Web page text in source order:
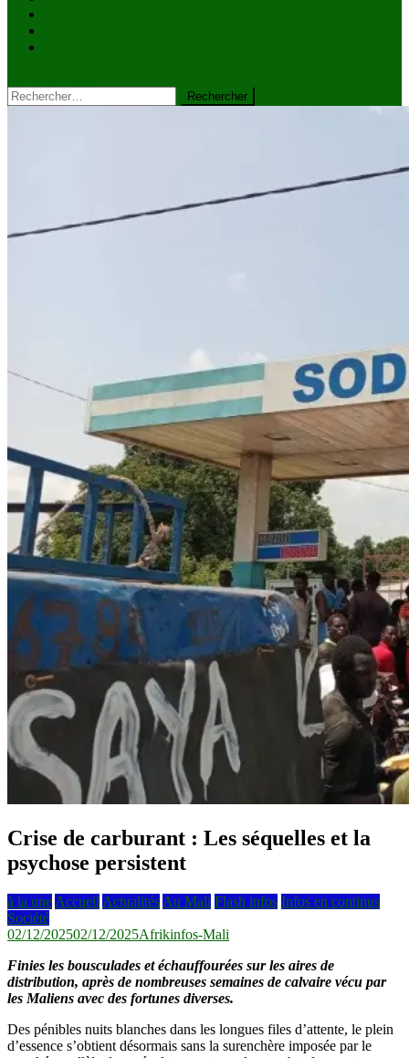
Rechercher :
Crise de carburant : Les séquelles et la
psychose persistent
à la une Accueil Actualités Au Mali Flash infos Infos en continus
Société
02/12/202502/12/2025Afrikinfos-Mali
Finies les bousculades et échauffourées sur les aires de
distribution, après de nombreuses semaines de calvaire vécu par
les Maliens avec des fortunes diverses.
Des pénibles nuits blanches dans les longues files d’attente, le plein
d’essence s’obtient désormais sans la surenchère imposée par le